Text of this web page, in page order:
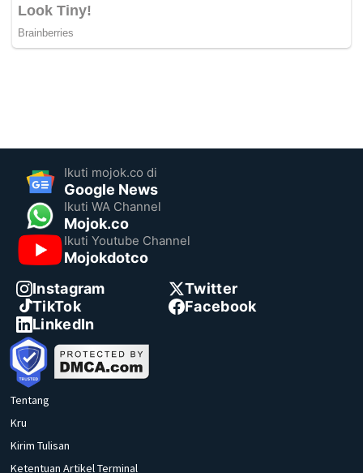
Ikuti mojok.co di
Google News
Ikuti WA Channel
Mojok.co
Ikuti Youtube Channel
Mojokdotco
Instagram
Twitter
TikTok
Facebook
LinkedIn
Tentang
Kru
Kirim Tulisan
Ketentuan Artikel Terminal